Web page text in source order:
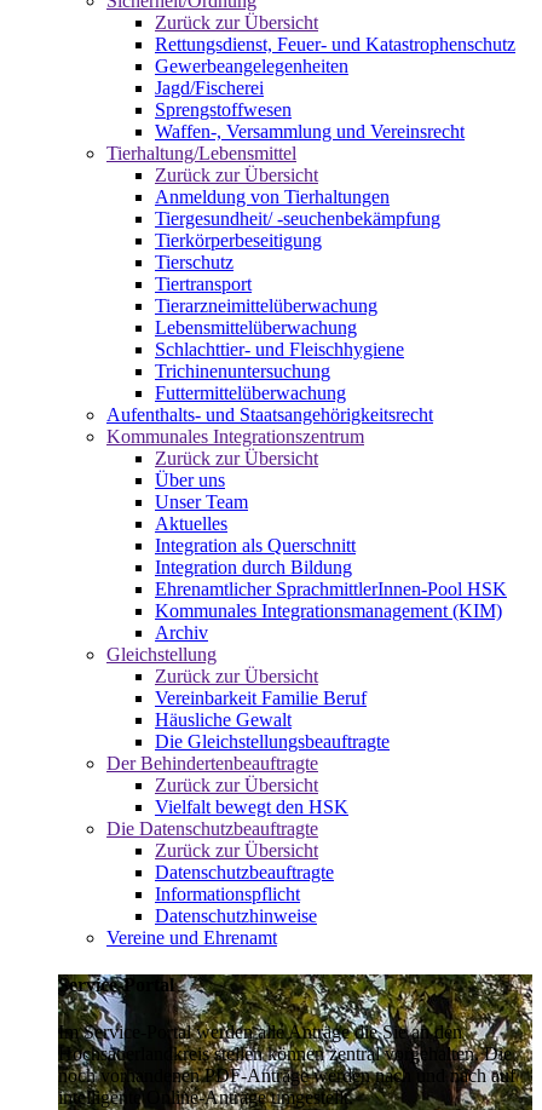
Zurück zur Übersicht
Rettungsdienst, Feuer- und Katastrophenschutz
Gewerbeangelegenheiten
Jagd/Fischerei
Sprengstoffwesen
Waffen-, Versammlung und Vereinsrecht
Tierhaltung/Lebensmittel
Zurück zur Übersicht
Anmeldung von Tierhaltungen
Tiergesundheit/ -seuchenbekämpfung
Tierkörperbeseitigung
Tierschutz
Tiertransport
Tierarzneimittelüberwachung
Lebensmittelüberwachung
Schlachttier- und Fleischhygiene
Trichinenuntersuchung
Futtermittelüberwachung
Aufenthalts- und Staatsangehörigkeitsrecht
Kommunales Integrationszentrum
Zurück zur Übersicht
Über uns
Unser Team
Aktuelles
Integration als Querschnitt
Integration durch Bildung
Ehrenamtlicher SprachmittlerInnen-Pool HSK
Kommunales Integrationsmanagement (KIM)
Archiv
Gleichstellung
Zurück zur Übersicht
Vereinbarkeit Familie Beruf
Häusliche Gewalt
Die Gleichstellungsbeauftragte
Der Behindertenbeauftragte
Zurück zur Übersicht
Vielfalt bewegt den HSK
Die Datenschutzbeauftragte
Zurück zur Übersicht
Datenschutzbeauftragte
Informationspflicht
Datenschutzhinweise
Vereine und Ehrenamt
Service-Portal
Im Service-Portal werden alle Anträge die Sie an den
Hochsauerlandkreis stellen können zentral vorgehalten. Die
noch vorhandenen PDF-Anträge werden nach und nach auf
intelligente Online-Anträge umgestellt.